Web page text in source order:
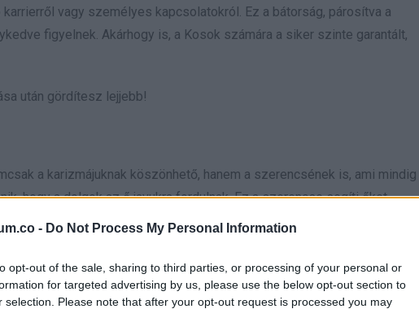
- Do Not Process My Personal Information
opt-out of the sale, sharing to third parties, or processing of your personal or
for targeted advertising by us, please use the below opt-out section to
selection. Please note that after your opt-out request is processed you may
vagy személyes kapcsolatokról. Ez a bátorság, párosítva a
figyelnek. Akárhogy is, a Kosok számára a siker szinte garantált,
után gördítesz lejjebb!
a karizmájuknak köszönhető, hanem a szerencsének is, ami mindig
hogy a dolgok az ő javukra fordulnak. Ez a szerencse segíti őket
támogatja az univerzum. Mindig megtalálják azokat a lehetőségeket,
el, és az Oroszlánok mindig egy lépéssel a többiek előtt járnak.